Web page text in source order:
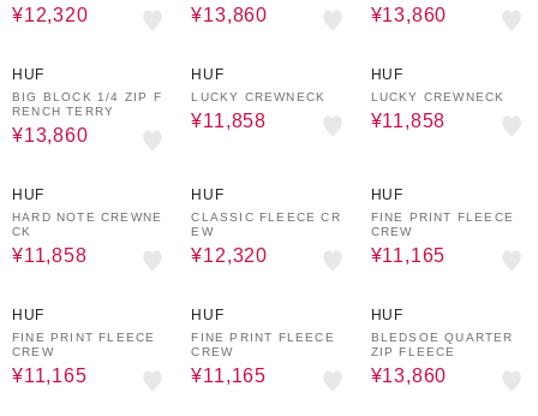
¥12,320 ¥13,860 ¥13,860
HUF
BIG BLOCK 1/4 ZIP F
RENCH TERRY
¥13,860
HUF
LUCKY CREWNECK
¥11,858
HUF
LUCKY CREWNECK
¥11,858
HUF
HARD NOTE CREWNE
CK
¥11,858
HUF
CLASSIC FLEECE CR
EW
¥12,320
HUF
FINE PRINT FLEECE
CREW
¥11,165
HUF
FINE PRINT FLEECE
CREW
¥11,165
HUF
FINE PRINT FLEECE
CREW
¥11,165
HUF
BLEDSOE QUARTER
ZIP FLEECE
¥13,860